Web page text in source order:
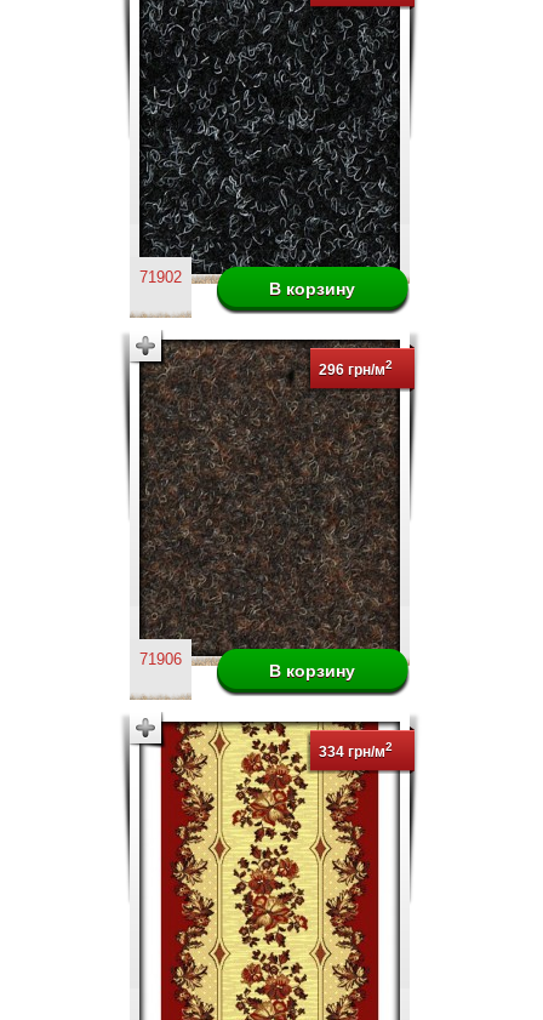
71902
296 грн/м2
71906
334 грн/м2